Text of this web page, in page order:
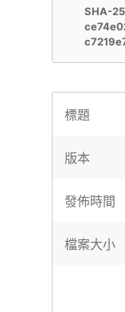
SHA-
標題
版本
發佈時間
檔案大小